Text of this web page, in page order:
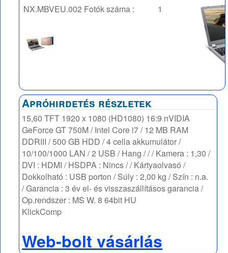
NX.MBVEU.002 Fotók száma : 1
Apróhirdetés részletek
15,60 TFT 1920 x 1080 (HD1080) 16:9 nVIDIA
GeForce GT 750M / Intel Core i7 / 12 MB RAM
DDRIII / 500 GB HDD / 4 cella akkumulátor /
10/100/1000 LAN / 2 USB / Hang / / / Kamera : 1,30 /
DVI : HDMI / HSDPA : Nincs / / Kártyaolvasó /
Dokkolható : USB porton / Súly : 2,00 kg / Szín : n.a.
/ Garancia : 3 év el- és visszaszállításos garancia /
Op.rendszer : MS W. 8 64bit HU
KlickComp
Web-bolt vásárlás